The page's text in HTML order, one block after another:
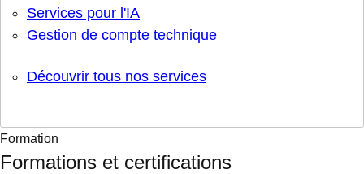
Services pour l'IA
Gestion de compte technique
Découvrir tous nos services
Formation
Formations et certifications